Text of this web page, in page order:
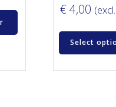
€ 4,00
Select